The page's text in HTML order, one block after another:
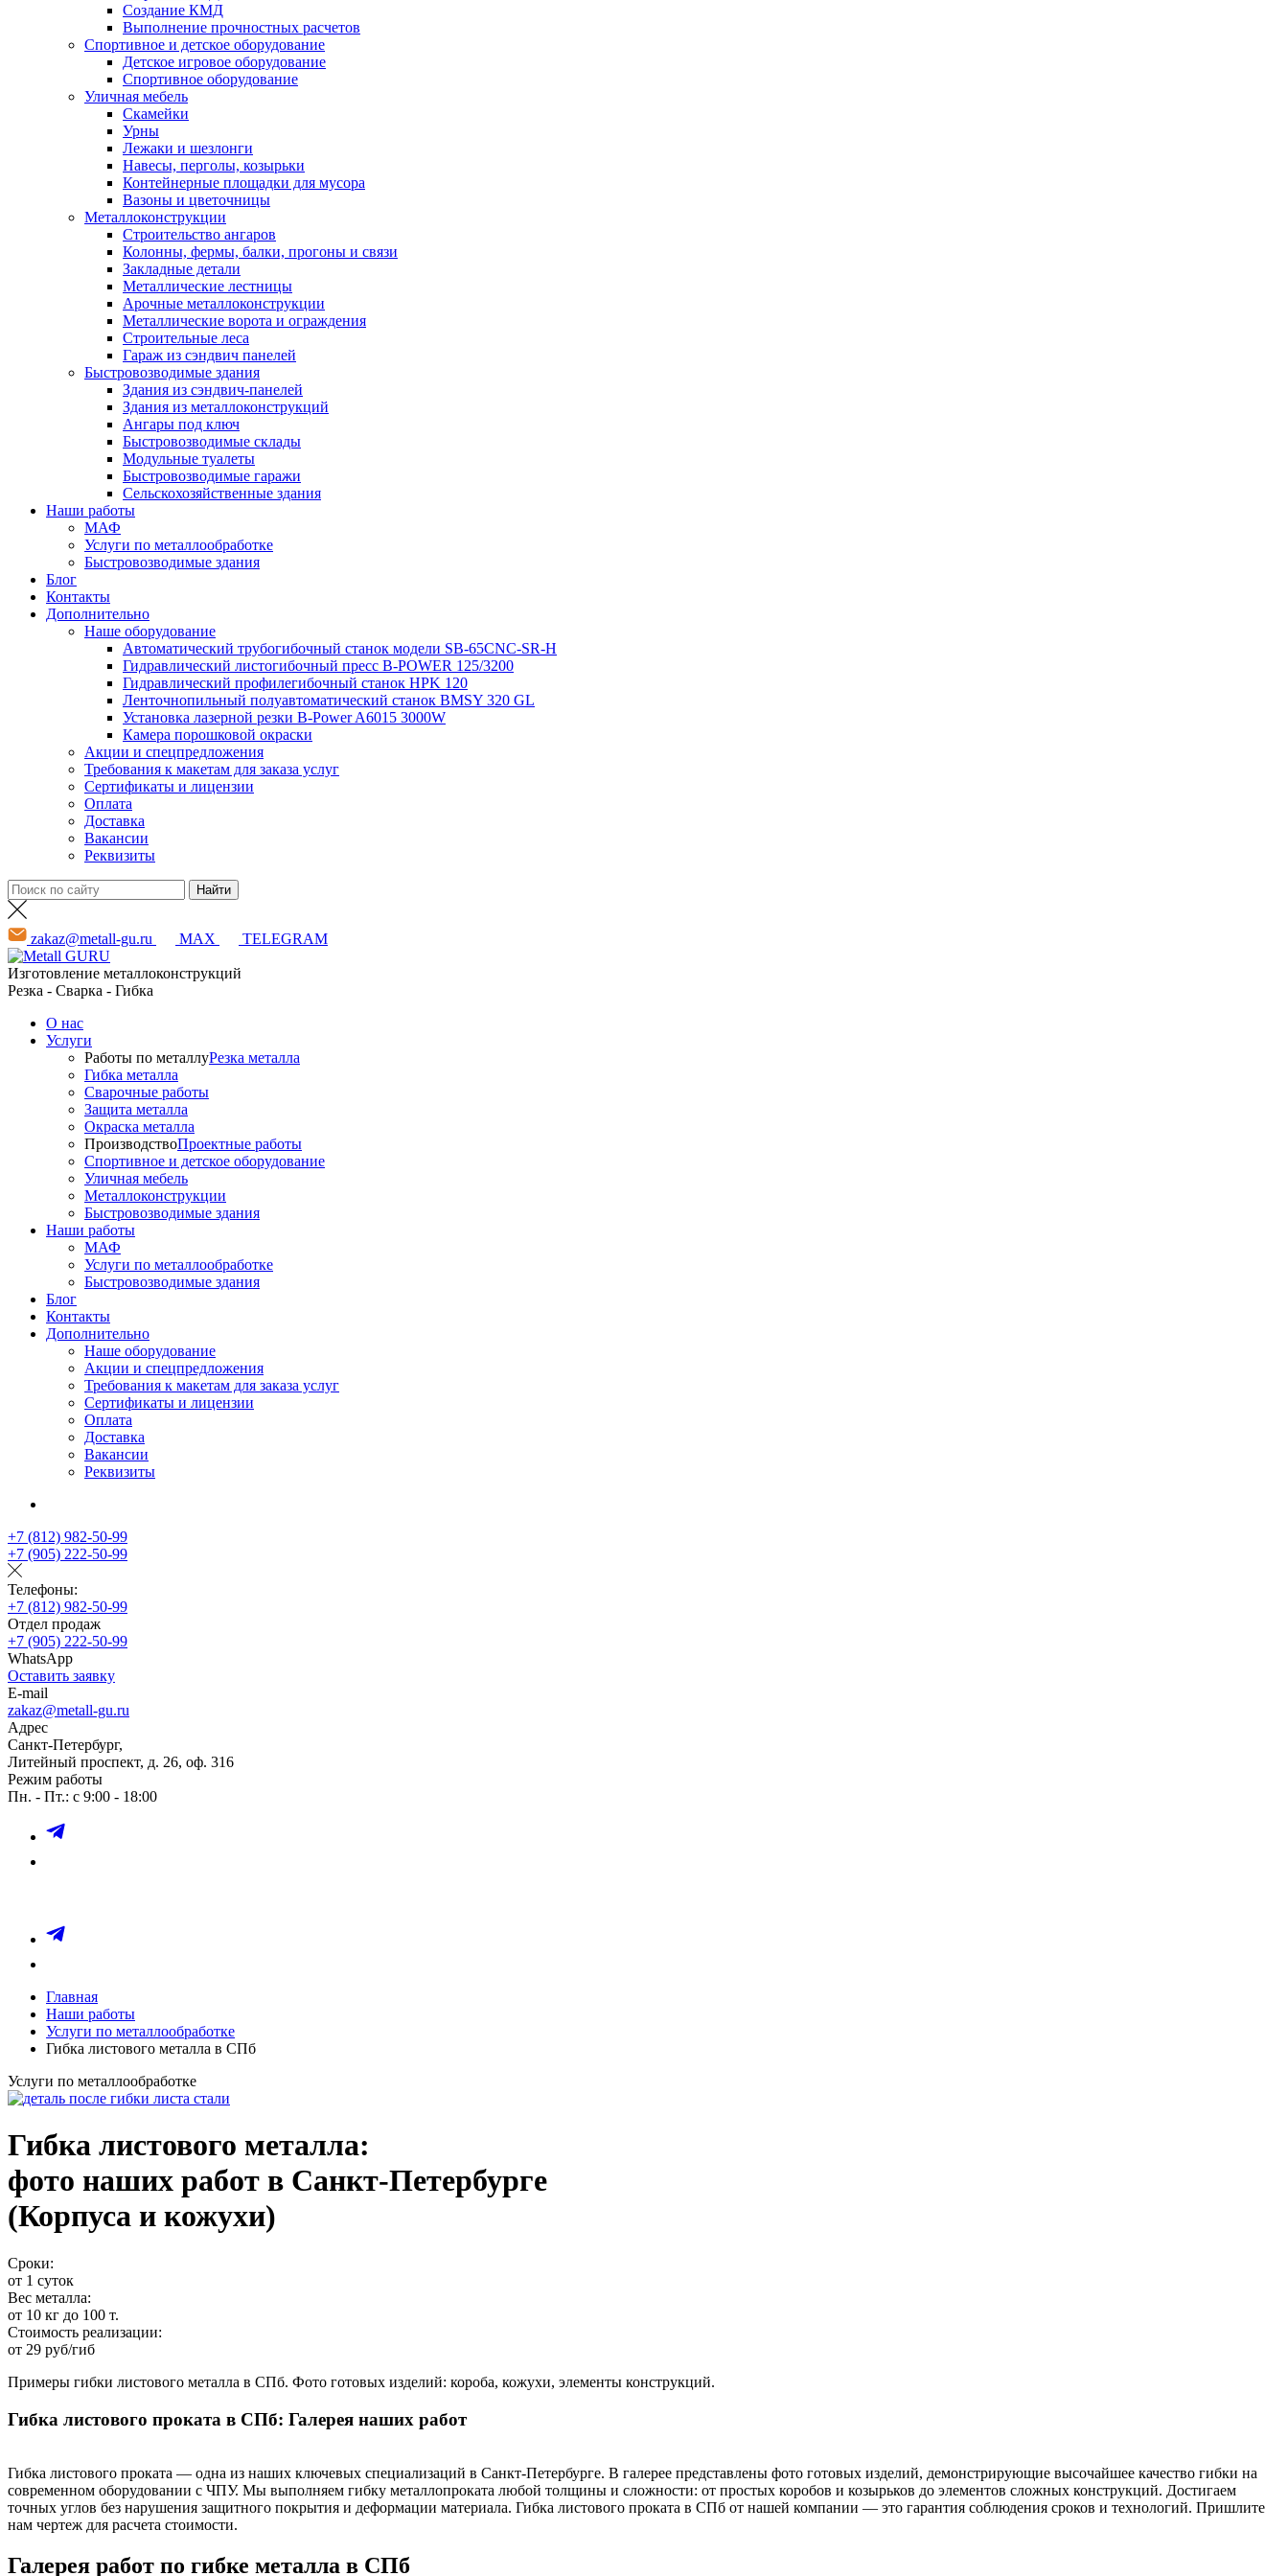
Создание КМД
Выполнение прочностных расчетов
Спортивное и детское оборудование
Детское игровое оборудование
Спортивное оборудование
Уличная мебель
Скамейки
Урны
Лежаки и шезлонги
Навесы, перголы, козырьки
Контейнерные площадки для мусора
Вазоны и цветочницы
Металлоконструкции
Строительство ангаров
Колонны, фермы, балки, прогоны и связи
Закладные детали
Металлические лестницы
Арочные металлоконструкции
Металлические ворота и ограждения
Строительные леса
Гараж из сэндвич панелей
Быстровозводимые здания
Здания из сэндвич-панелей
Здания из металлоконструкций
Ангары под ключ
Быстровозводимые склады
Модульные туалеты
Быстровозводимые гаражи
Сельскохозяйственные здания
Наши работы
МАФ
Услуги по металлообработке
Быстровозводимые здания
Блог
Контакты
Дополнительно
Наше оборудование
Автоматический трубогибочный станок модели SB-65CNC-SR-H
Гидравлический листогибочный пресс B-POWER 125/3200
Гидравлический профилегибочный станок HPK 120
Ленточнопильный полуавтоматический станок BMSY 320 GL
Установка лазерной резки B-Power A6015 3000W
Камера порошковой окраски
Акции и спецпредложения
Требования к макетам для заказа услуг
Сертификаты и лицензии
Оплата
Доставка
Вакансии
Реквизиты
zakaz@metall-gu.ru MAX TELEGRAM
Изготовление металлоконструкций
Резка - Сварка - Гибка
О нас
Услуги
Работы по металлуРезка металла
Гибка металла
Сварочные работы
Защита металла
Окраска металла
ПроизводствоПроектные работы
Спортивное и детское оборудование
Уличная мебель
Металлоконструкции
Быстровозводимые здания
Наши работы
МАФ
Услуги по металлообработке
Быстровозводимые здания
Блог
Контакты
Дополнительно
Наше оборудование
Акции и спецпредложения
Требования к макетам для заказа услуг
Сертификаты и лицензии
Оплата
Доставка
Вакансии
Реквизиты
+7 (812) 982-50-99
+7 (905) 222-50-99
Телефоны:
+7 (812) 982-50-99
Отдел продаж
+7 (905) 222-50-99
WhatsApp
Оставить заявку
E-mail
zakaz@metall-gu.ru
Адрес
Санкт-Петербург,
Литейный проспект, д. 26, оф. 316
Режим работы
Пн. - Пт.: с 9:00 - 18:00
Главная
Наши работы
Услуги по металлообработке
Гибка листового металла в СПб
Услуги по металлообработке
Гибка листового металла:
фото наших работ в Санкт-Петербурге
(Корпуса и кожухи)
Сроки:
от 1 суток
Вес металла:
от 10 кг до 100 т.
Стоимость реализации:
от 29 руб/гиб
Примеры гибки листового металла в СПб. Фото готовых изделий: короба, кожухи, элементы конструкций.
Гибка листового проката в СПб: Галерея наших работ
Гибка листового проката — одна из наших ключевых специализаций в Санкт-Петербурге. В галерее представлены фото готовых изделий, демонстрирующие высочайшее качество гибки на
современном оборудовании с ЧПУ. Мы выполняем гибку металлопроката любой толщины и сложности: от простых коробов и козырьков до элементов сложных конструкций. Достигаем
точных углов без нарушения защитного покрытия и деформации материала. Гибка листового проката в СПб от нашей компании — это гарантия соблюдения сроков и технологий. Пришлите
нам чертеж для расчета стоимости.
Галерея работ по гибке металла в СПб